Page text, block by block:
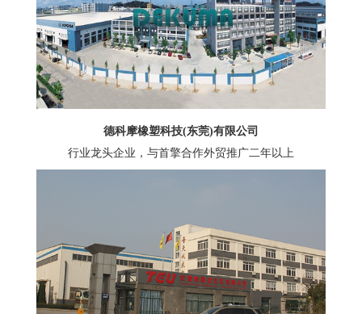
德科摩橡塑科技(东莞)有限公司
行业龙头企业，与首擎合作外贸推广二年以上